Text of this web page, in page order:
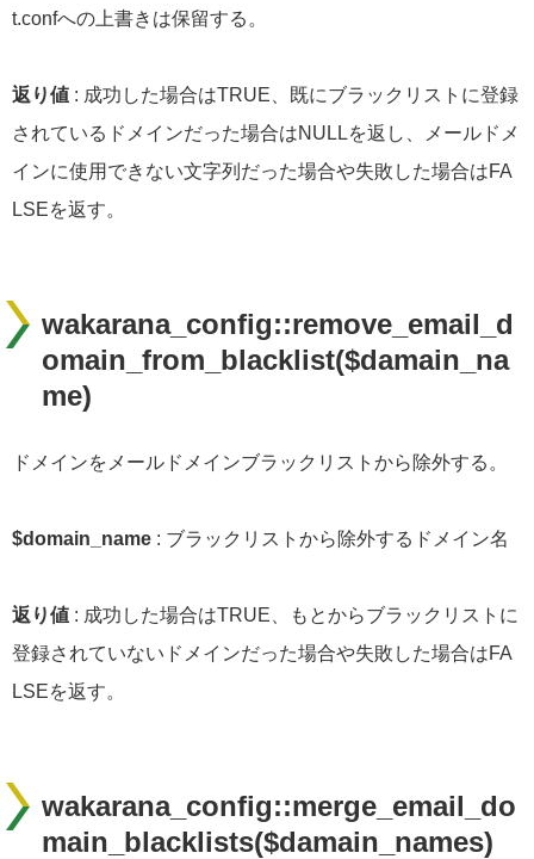
t.confへの上書きは保留する。
返り値 : 成功した場合はTRUE、既にブラックリストに登録
されているドメインだった場合はNULLを返し、メールドメ
インに使用できない文字列だった場合や失敗した場合はFA
LSEを返す。
wakarana_config::remove_email_d
omain_from_blacklist($damain_na
me)
ドメインをメールドメインブラックリストから除外する。
$domain_name : ブラックリストから除外するドメイン名
返り値 : 成功した場合はTRUE、もとからブラックリストに
登録されていないドメインだった場合や失敗した場合はFA
LSEを返す。
wakarana_config::merge_email_do
main_blacklists($damain_names)